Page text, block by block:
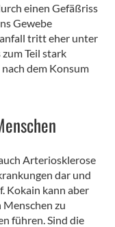
einen Gefäßriss
Gewebe
tritt eher unter
Teil stark
dem Konsum
Arteriosklerose
dar und
Kokain kann aber
zu
führen. Sind die